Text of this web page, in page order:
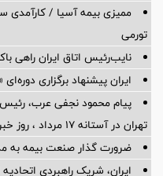
ممیزی بیمه آسیا / کارآمدی
تورمی
نایب‌رئیس اتاق ایران راهی
ایران پیشنهاد برگزاری
پیام محمود نجفی عرب، رئیس
تهران در آستانه 17 مرداد ، روز خبرنگار
ضرورت گذار صنعت بیمه به
ایران، شریک راهبردی